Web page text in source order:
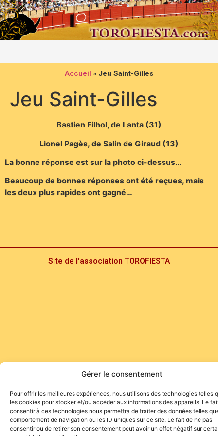
Gérer le consentement
Pour offrir les meilleures expériences, nous utilisons des technologies telles
les cookies pour stocker et/ou accéder aux informations des appareils. Le
consentir à ces technologies nous permettra de traiter des données telles
comportement de navigation ou les ID uniques sur ce site. Le fait de ne pas
consentir ou de retirer son consentement peut avoir un effet négatif sur
Accueil » Jeu Saint-Gilles
Jeu Saint-Gilles
Bastien Filhol, de Lanta (31)
Lionel Pagès, de Salin de Giraud (13)
La bonne réponse est sur la photo ci-dessus…
Beaucoup de bonnes réponses ont été reçues, mais
les deux plus rapides ont gagné…
Site de l'association TOROFIESTA